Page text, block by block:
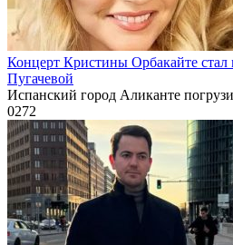
Концерт Кристины Орбакайте
Пугачевой
Испанский город Аликанте
0272